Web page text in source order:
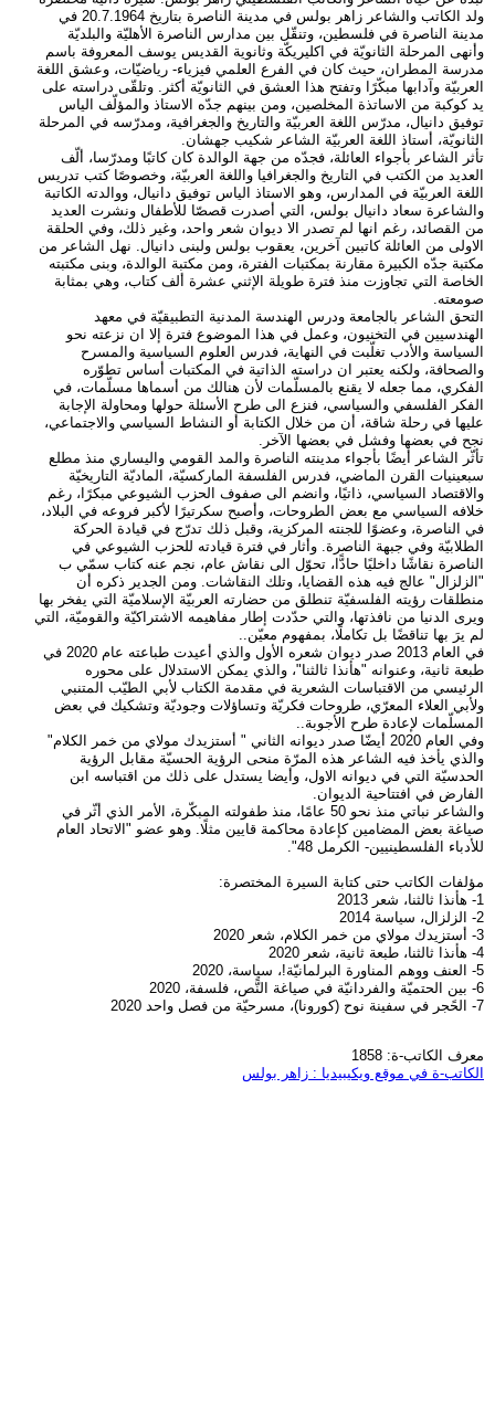
ولد الكاتب والشاعر زاهر بولس في مدينة الناصرة بتاريخ 20.7.1964 في
مدينة الناصرة في فلسطين، وتنقّل بين مدارس الناصرة الأهليّة والبلديّة
وأنهى المرحلة الثانويّة في اكليريكّة وثانوية القديس يوسف المعروفة باسم
مدرسة المطران، حيث كان في الفرع العلمي فيزياء- رياضيّات، وعشق اللغة
العربيّة وآدابها مبكّرًا وتفتح هذا العشق في الثانويّة أكثر. وتلقّى دراسته على
يد كوكبة من الاساتذة المخلصين، ومن بينهم جدّه الاستاذ والمؤلّف الياس
توفيق دانيال، مدرّس اللغة العربيّة والتاريخ والجغرافية، ومدرّسه في المرحلة
الثانويّة، أستاذ اللغة العربيّة الشاعر شكيب جهشان.
تأثر الشاعر بأجواء العائلة، فجدّه من جهة الوالدة كان كاتبًا ومدرّسا، ألّف
العديد من الكتب في التاريخ والجغرافيا واللغة العربيّة، وخصوصًا كتب تدريس
اللغة العربيّة في المدارس، وهو الاستاذ الياس توفيق دانيال، ووالدته الكاتبة
والشاعرة سعاد دانيال بولس، التي أصدرت قصصّا للأطفال ونشرت العديد
من القصائد، رغم انها لم تصدر الا ديوان شعر واحد، وغير ذلك، وفي الحلقة
الاولى من العائلة كاتبين آخرين، يعقوب بولس ولبنى دانيال. نهل الشاعر من
مكتبة جدّه الكبيرة مقارنة بمكتبات الفترة، ومن مكتبة الوالدة، وبنى مكتبته
الخاصة التي تجاوزت منذ فترة طويلة الإثني عشرة ألف كتاب، وهي بمثابة
صومعته.
التحق الشاعر بالجامعة ودرس الهندسة المدنية التطبيقيّة في معهد
الهندسيين في التخنيون، وعمل في هذا الموضوع فترة إلا ان نزعته نحو
السياسة والأدب تغلّبت في النهاية، فدرس العلوم السياسية والمسرح
والصحافة، ولكنه يعتبر ان دراسته الذاتية في المكتبات أساس تطوّره
الفكري، مما جعله لا يقنع بالمسلّمات لأن هنالك من أسماها مسلّمات، في
الفكر الفلسفي والسياسي، فنزع الى طرح الأسئلة حولها ومحاولة الإجابة
عليها في رحلة شاقة، أن من خلال الكتابة أو النشاط السياسي والاجتماعي،
نجح في بعضها وفشل في بعضها الآخر.
تأثّر الشاعر أيضًا بأجواء مدينته الناصرة والمد القومي واليساري منذ مطلع
سبعينيات القرن الماضي، فدرس الفلسفة الماركسيّة، الماديّة التاريخيّة
والاقتصاد السياسي، ذاتيًا، وانضم الى صفوف الحزب الشيوعي مبكرًا، رغم
خلافه السياسي مع بعض الطروحات، وأصبح سكرتيرًا لأكبر فروعه في البلاد،
في الناصرة، وعضوًا للجنته المركزية، وقبل ذلك تدرّج في قيادة الحركة
الطلابيّة وفي جبهة الناصرة. وأثار في فترة قيادته للحزب الشيوعي في
الناصرة نقاشًا داخليًا حادًّا، تحوّل الى نقاش عام، نجم عنه كتاب سمّي ب
"الزلزال" عالج فيه هذه القضايا، وتلك النقاشات. ومن الجدير ذكره أن
منطلقات رؤيته الفلسفيّة تنطلق من حضارته العربيّة الإسلاميّة التي يفخر بها
ويرى الدنيا من نافذتها، والتي حدّدت إطار مفاهيمه الاشتراكيّة والقوميّة، التي
لم يرَ بها تناقضًا بل تكاملًا، بمفهوم معيّن..
في العام 2013 صدر ديوان شعره الأول والذي أعيدت طباعته عام 2020 في
طبعة ثانية، وعنوانه "هأنذا ثالثنا"، والذي يمكن الاستدلال على محوره
الرئيسي من الاقتباسات الشعرية في مقدمة الكتاب لأبي الطيّب المتنبي
ولأبي العلاء المعرّي، طروحات فكريّة وتساؤلات وجوديّة وتشكيك في بعض
المسلّمات لإعادة طرح الأجوبة..
وفي العام 2020 أيضّا صدر ديوانه الثاني " أستزيدك مولاي من خمر الكلام"
والذي يأخذ فيه الشاعر هذه المرّة منحى الرؤية الحسيّة مقابل الرؤية
الحدسيّة التي في ديوانه الاول، وأيضا يستدل على ذلك من اقتباسه ابن
الفارض في افتتاحية الديوان.
والشاعر نباتي منذ نحو 50 عامًا، منذ طفولته المبكّرة، الأمر الذي أثّر في
صياغة بعض المضامين كإعادة محاكمة قايين مثلًا. وهو عضو "الاتحاد العام
للأدباء الفلسطينيين- الكرمل 48".
مؤلفات الكاتب حتى كتابة السيرة المختصرة:
1- هأنذا ثالثنا، شعر 2013
2- الزلزال، سياسة 2014
3- أستزيدك مولاي من خمر الكلام، شعر 2020
4- هأنذا ثالثنا، طبعة ثانية، شعر 2020
5- العنف ووهم المناورة البرلمانيّة!، سياسة، 2020
6- بين الحتميّة والفردانيّة في صياغة النًّص، فلسفة، 2020
7- الحًجر في سفينة نوح (كورونا)، مسرحيّة من فصل واحد 2020
معرف الكاتب-ة: 1858
الكاتب-ة في موقع ويكيبيديا : زاهر بولس